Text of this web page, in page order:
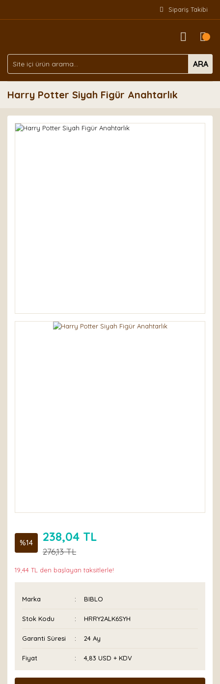
Sipariş Takibi
ARA
Harry Potter Siyah Figür Anahtarlık
%14 238,04 TL
276,13 TL
19,44 TL den başlayan taksitlerle!
Marka BIBLO
Stok Kodu HRRY2ALK6SYH
Garanti Süresi 24 Ay
Fiyat 4,83 USD + KDV